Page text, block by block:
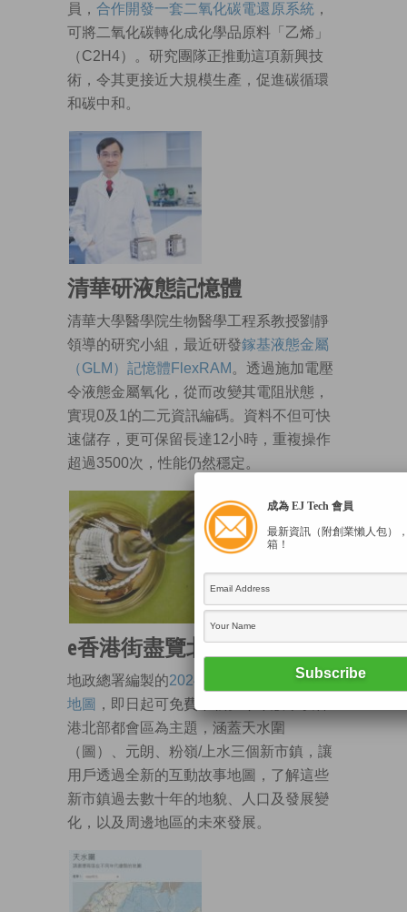
員， 合作開發一套二氧化碳電還原系統 ，
可將二氧化碳轉化成化學品原料「乙烯」
（C2 H4）。研究團隊正推動這項新興技
術，令其更接近大規模生產，促進碳循環
和碳中和。
清華研液態記憶體
清華大學醫學院生物醫學工程系教授劉靜
領導的研究小組，最近研發鎵基液態金屬
（GLM）記憶體FlexRAM 。透過施加電壓
令液態金屬氧化，從而改變其電阻狀態，
實現0及1的二元資訊編碼。資料不但可快
速儲存，更可保留長達12小時，重複操作
超過3500次，性能仍然穩定。
e香港街盡覽北都今昔
地政總署編製的2024年《e香港街》電子
地圖 ，即日起可免費下載。今年版本以香
港北部都會區為主題，涵蓋天水圍
（圖）、元朗、粉嶺/上水三個新市鎮，讓
用戶透過全新的互動故事地圖，了解這些
新市鎮過去數十年的地貌、人口及發展變
化，以及周邊地區的未來發展。
成為 EJ Tech 會員
最新資訊（附創業懶人包）
箱！